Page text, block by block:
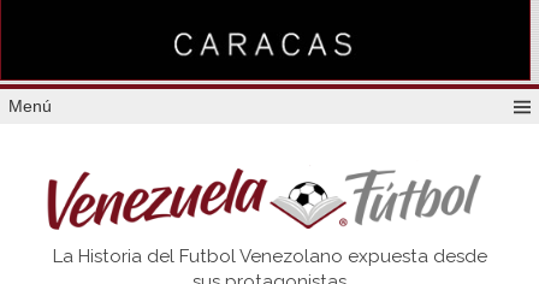
Menú
Venezuela
La Historia del Futbol Venezolano expuesta desde